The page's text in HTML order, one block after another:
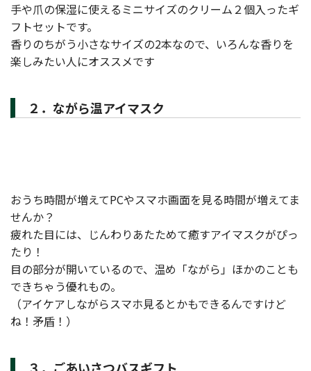
手や爪の保湿に使えるミニサイズのクリーム２個入ったギ
フトセットです。
香りのちがう小さなサイズの2本なので、いろんな香りを
楽しみたい人にオススメです
２．ながら温アイマスク
おうち時間が増えてPCやスマホ画面を見る時間が増えてま
せんか？
疲れた目には、じんわりあたためて癒すアイマスクがぴっ
たり！
目の部分が開いているので、温め「ながら」ほかのことも
できちゃう優れもの。
（アイケアしながらスマホ見るとかもできるんですけど
ね！矛盾！）